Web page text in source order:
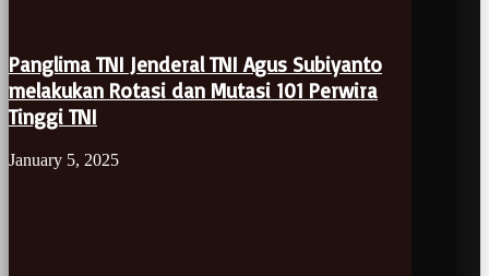
Panglima TNI Jenderal TNI Agus Subiyanto
melakukan Rotasi dan Mutasi 101 Perwira
Tinggi TNI
January 5, 2025